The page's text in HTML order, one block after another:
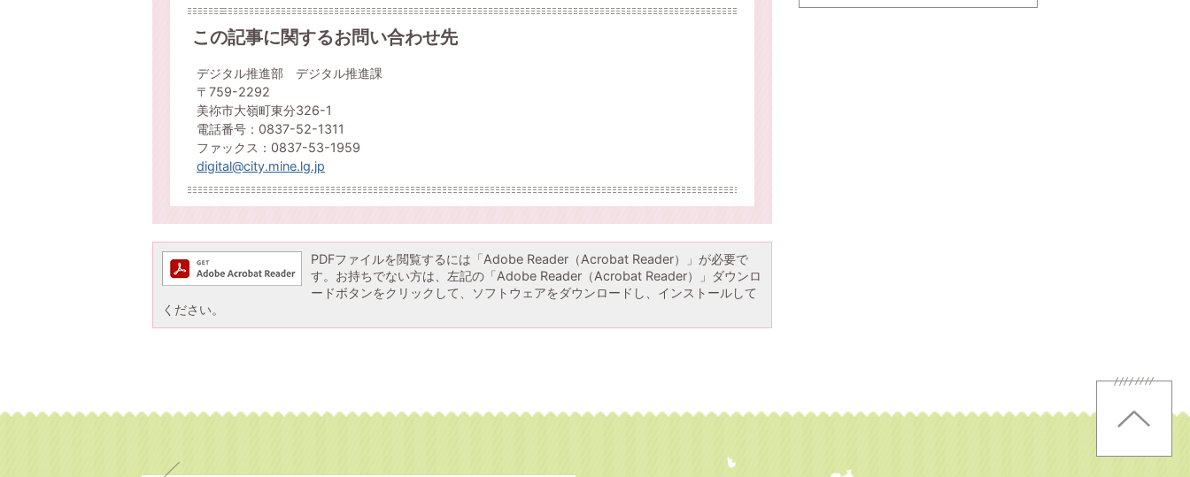
この記事に関するお問い合わせ先
デジタル推進部 デジタル推進課
〒759-2292
美祢市大嶺町東分326-1
電話番号：0837-52-1311
ファックス：0837-53-1959
digital@city.mine.lg.jp
PDFファイルを閲覧するには「Adobe Reader（Acrobat Reader）」が必要で
す。お持ちでない方は、左記の「Adobe Reader（Acrobat Reader）」ダウンロ
ードボタンをクリックして、ソフトウェアをダウンロードし、インストールして
ください。